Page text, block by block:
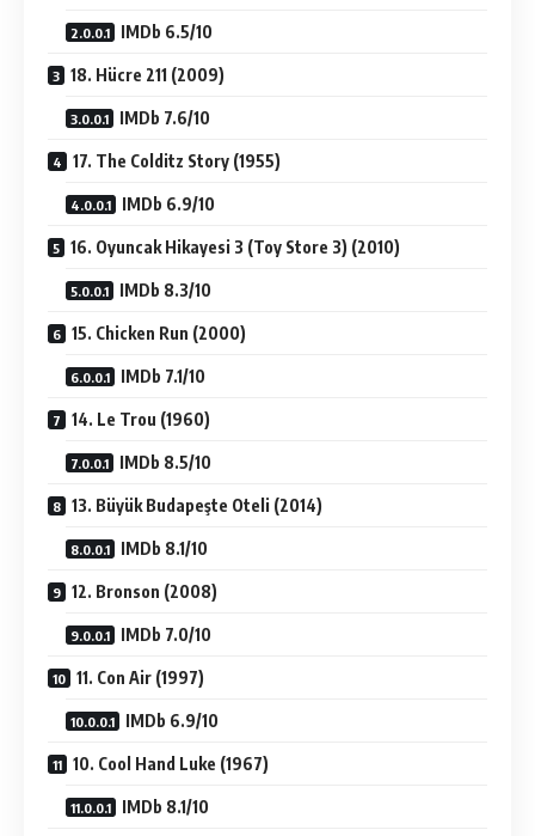
IMDb 6.5/10
18. Hücre 211 (2009)
IMDb 7.6/10
17. The Colditz Story (1955)
IMDb 6.9/10
16. Oyuncak Hikayesi 3 (Toy Store 3) (2010)
IMDb 8.3/10
15. Chicken Run (2000)
IMDb 7.1/10
14. Le Trou (1960)
IMDb 8.5/10
13. Büyük Budapeşte Oteli (2014)
IMDb 8.1/10
12. Bronson (2008)
IMDb 7.0/10
11. Con Air (1997)
IMDb 6.9/10
10. Cool Hand Luke (1967)
IMDb 8.1/10